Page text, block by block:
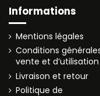
Informations
Mentions légales
Conditions
vente et d’utilisation
Livraison et retour
Politique de